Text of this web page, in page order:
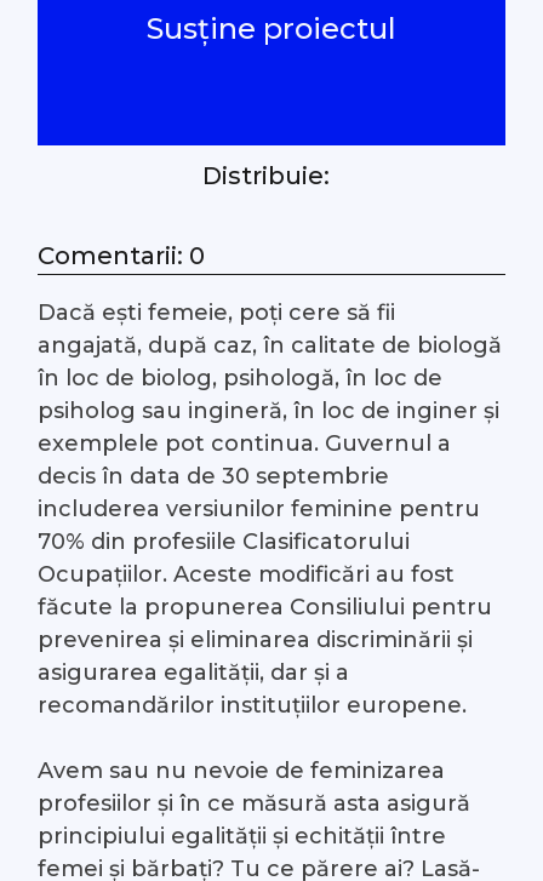
#PeScurt din CMC
#Podcast
#Arhivă LIVE
Despre noi
Contacte
Susține proiectul
Distribuie:
Comentarii: 0
Dacă ești femeie, poți cere să fii
angajată, după caz, în calitate de biologă
în loc de biolog, psihologă, în loc de
psiholog sau ingineră, în loc de inginer și
exemplele pot continua. Guvernul a
decis în data de 30 septembrie
includerea versiunilor feminine pentru
70% din profesiile Clasificatorului
Ocupațiilor. Aceste modificări au fost
făcute la propunerea Consiliului pentru
prevenirea și eliminarea discriminării și
asigurarea egalității, dar și a
recomandărilor instituțiilor europene.
Avem sau nu nevoie de feminizarea
profesiilor și în ce măsură asta asigură
principiului egalității și echității între
femei și bărbați? Tu ce părere ai? Lasă-